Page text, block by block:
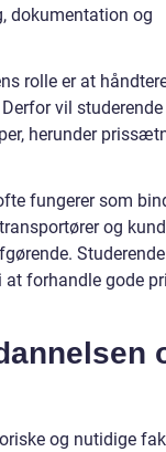
dokumentation og
rolle er at
vil
herunder
fungerer som
og
forhandle gode
og nutidige